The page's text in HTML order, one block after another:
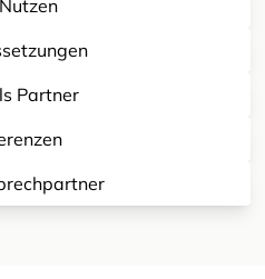
Partner